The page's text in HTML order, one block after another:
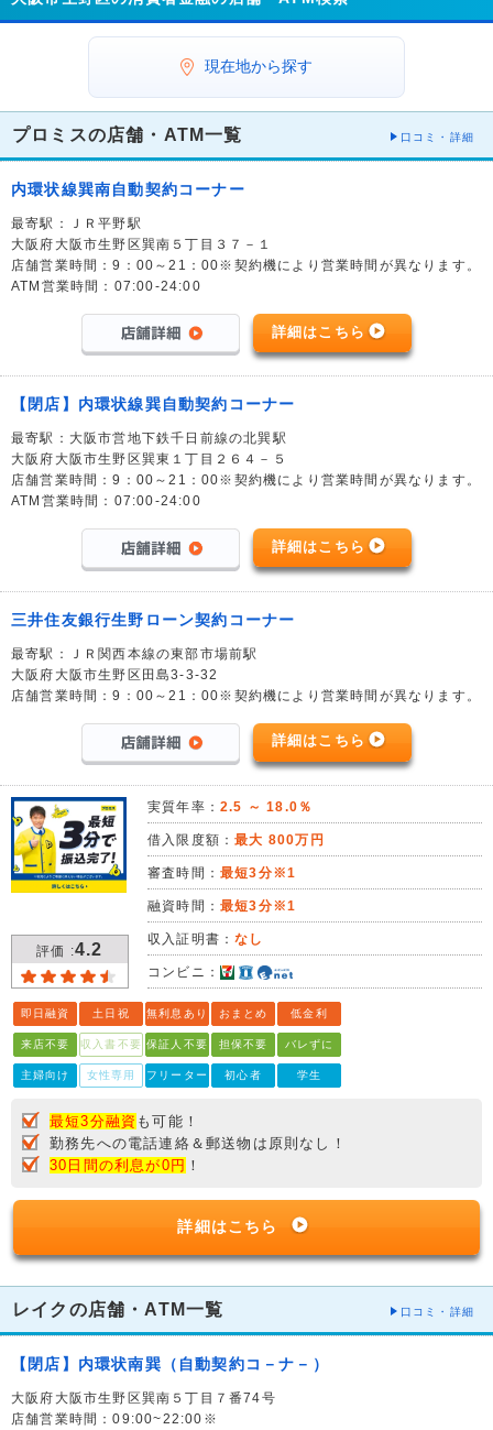
現在地から探す
プロミスの店舗・ATM一覧 口コミ・詳細
内環状線巽南自動契約コーナー
最寄駅：ＪＲ平野駅
大阪府大阪市生野区巽南５丁目３７－１
店舗営業時間：9：00～21：00※契約機により営業時間が異なります。
ATM営業時間：07:00-24:00
詳細はこちら
【閉店】内環状線巽自動契約コーナー
最寄駅：大阪市営地下鉄千日前線の北巽駅
大阪府大阪市生野区巽東１丁目２６４－５
店舗営業時間：9：00～21：00※契約機により営業時間が異なります。
ATM営業時間：07:00-24:00
詳細はこちら
三井住友銀行生野ローン契約コーナー
最寄駅：ＪＲ関西本線の東部市場前駅
大阪府大阪市生野区田島3-3-32
店舗営業時間：9：00～21：00※契約機により営業時間が異なります。
詳細はこちら
評価 :4.2
実質年率： 2.5 ～ 18.0％
借入限度額：最大 800万円
審査時間： 最短3分※1
融資時間： 最短3分※1
収入証明書：なし
コンビニ：
即日融資 土日祝 無利息あり おまとめ 低金利
来店不要 収入書不要 保証人不要 担保不要 バレずに
主婦向け 女性専用 フリーター 初心者 学生
最短3分融資 も可能！
勤務先への電話連絡＆郵送物は原則なし！
30日間の利息が0円 ！
詳細はこちら
レイクの店舗・ATM一覧 口コミ・詳細
【閉店】内環状南巽（自動契約コ－ナ－）
大阪府大阪市生野区巽南５丁目７番74号
店舗営業時間：09:00~22:00※